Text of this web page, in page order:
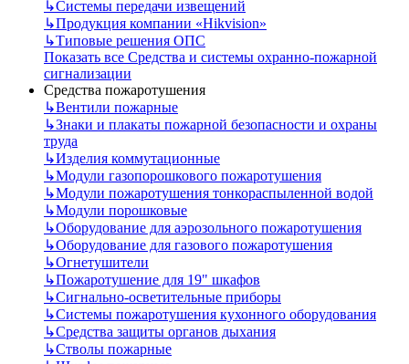
↳Системы передачи извещений
↳Продукция компании «Hikvision»
↳Типовые решения ОПС
Показать все Средства и системы охранно-пожарной
сигнализации
Средства пожаротушения
↳Вентили пожарные
↳Знаки и плакаты пожарной безопасности и охраны
труда
↳Изделия коммутационные
↳Модули газопорошкового пожаротушения
↳Модули пожаротушения тонкораспыленной водой
↳Модули порошковые
↳Оборудование для аэрозольного пожаротушения
↳Оборудование для газового пожаротушения
↳Огнетушители
↳Пожаротушение для 19" шкафов
↳Сигнально-осветительные приборы
↳Системы пожаротушения кухонного оборудования
↳Средства защиты органов дыхания
↳Стволы пожарные